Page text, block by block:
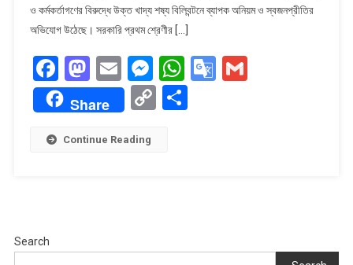
ব্যাপক
অনিয়মের
ও কর্মকর্তাগণের বিরুদ্ধে উক্ত খাদ্য শষ্য বিলিবন্টনে ব্যাপক অনিয়ম ও স্বজনপ্রীতির
অভিযোগ উঠেছে। সরকারি প্রথম শ্রেণীর […]
Facebook
Mastodon
EmailMessenger
WhatsApp
Google
Gmail
Share
CopyShare
Continue Reading
Search